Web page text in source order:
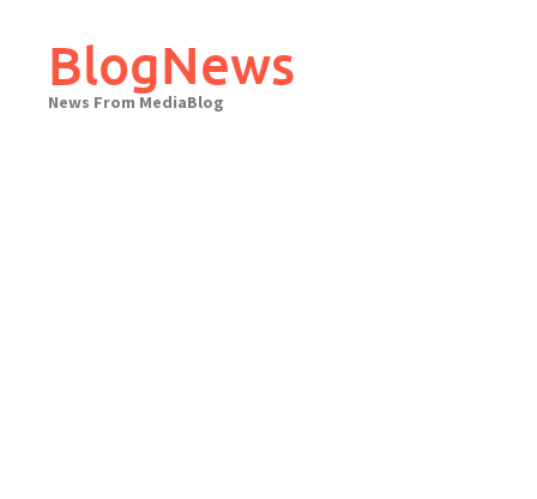
contentBlogNews
News From MediaBlog